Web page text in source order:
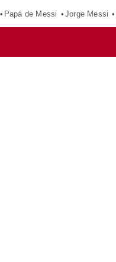
Papá de Messi Jorge Messi